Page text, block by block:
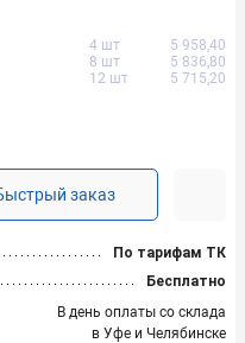
4 шт
5 958,40
8 шт
5 836,80
12 шт
5 715,20
заказ
По тарифам ТК
Бесплатно
В день оплаты со склада
в Уфе и Челябинске